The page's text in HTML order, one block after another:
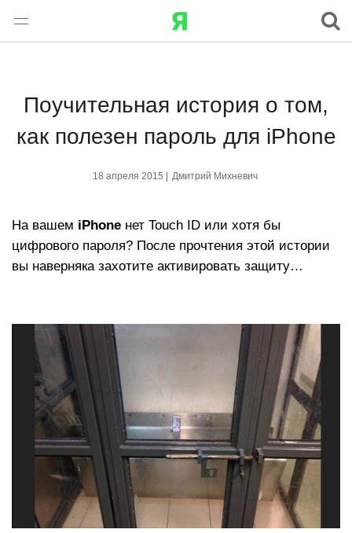
Поучительная история о том,
как полезен пароль для iPhone
18 апреля 2015 | Дмитрий Михневич
На вашем iPhone нет Touch ID или хотя бы
цифрового пароля? После прочтения этой истории
вы наверняка захотите активировать защиту…